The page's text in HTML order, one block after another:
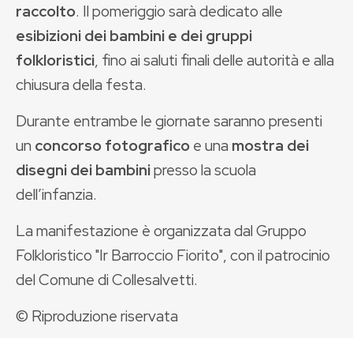
raccolto. Il pomeriggio sarà dedicato alle
esibizioni dei bambini e dei gruppi
folkloristici, fino ai saluti finali delle autorità e alla
chiusura della festa.
Durante entrambe le giornate saranno presenti
un concorso fotograficoe una mostra dei
disegni dei bambinipresso la scuola
dell’infanzia.
La manifestazione è organizzata dal Gruppo
Folkloristico "Ir Barroccio Fiorito", con il patrocinio
del Comune di Collesalvetti.
© Riproduzione riservata